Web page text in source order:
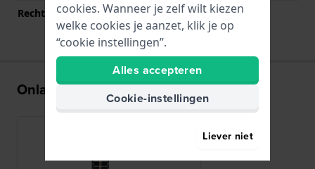
Rechte bandaanzet
Nee
Onlangs bekeken
cookies. Wanneer je zelf wilt kiezen
welke cookies je aanzet, klik je op
“cookie instellingen”.
Alles accepteren
Cookie-instellingen
Liever niet